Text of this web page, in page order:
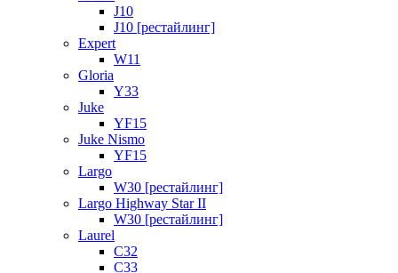
J10
J10 [рестайлинг]
Expert
W11
Gloria
Y33
Juke
YF15
Juke Nismo
YF15
Largo
W30 [рестайлинг]
Largo Highway Star II
W30 [рестайлинг]
Laurel
C32
C33